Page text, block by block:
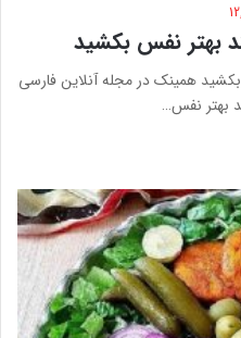
بهتر نفس بکشید
همینک در مجله آنلاین فارسی
بهتر نفس…